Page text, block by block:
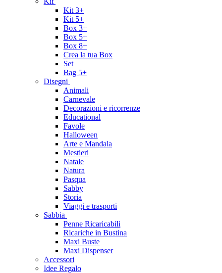
Kit 3+
Kit 5+
Box 3+
Box 5+
Box 8+
Crea la tua Box
Set
Bag 5+
Disegni
Animali
Carnevale
Decorazioni e ricorrenze
Educational
Favole
Halloween
Arte e Mandala
Mestieri
Natale
Natura
Pasqua
Sabby
Storia
Viaggi e trasporti
Sabbia
Penne Ricaricabili
Ricariche in Bustina
Maxi Buste
Maxi Dispenser
Accessori
Idee Regalo